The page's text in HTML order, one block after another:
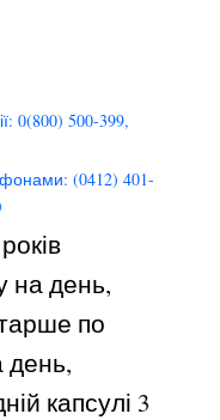
0(800) 500-399,
(0412) 401-
на день,
по
день,
капсулі 3